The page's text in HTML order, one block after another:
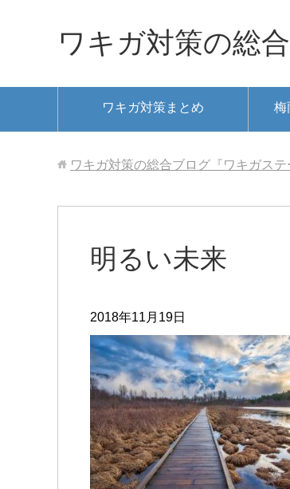
ワキガ対策の総
ワキガ対策まとめ 梅
ワキガ対策の総合ブログ『ワキガステ
明るい未来
2018年11月19日